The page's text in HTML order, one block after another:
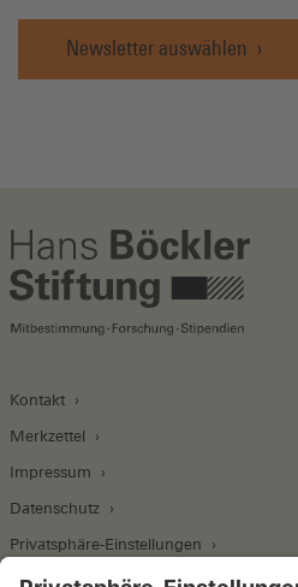
Newsletter auswählen
Kontakt
Merkzettel
Impressum
Datenschutz
Privatsphäre-Einstellungen